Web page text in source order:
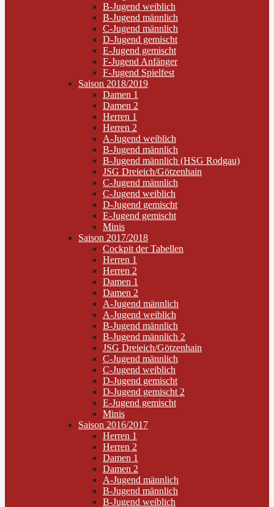
B-Jugend weiblich
B-Jugend männlich
C-Jugend männlich
D-Jugend gemischt
E-Jugend gemischt
F-Jugend Anfänger
F-Jugend Spielfest
Saison 2018/2019
Damen 1
Damen 2
Herren 1
Herren 2
A-Jugend weiblich
B-Jugend männlich
B-Jugend männlich (HSG Rodgau)
JSG Dreieich/Götzenhain
C-Jugend männlich
C-Jugend weiblich
D-Jugend gemischt
E-Jugend gemischt
Minis
Saison 2017/2018
Cockpit der Tabellen
Herren 1
Herren 2
Damen 1
Damen 2
A-Jugend männlich
A-Jugend weiblich
B-Jugend männlich
B-Jugend männlich 2
JSG Dreieich/Götzenhain
C-Jugend männlich
C-Jugend weiblich
D-Jugend gemischt
D-Jugend gemischt 2
E-Jugend gemischt
Minis
Saison 2016/2017
Herren 1
Herren 2
Damen 1
Damen 2
A-Jugend männlich
B-Jugend männlich
B-Jugend weiblich